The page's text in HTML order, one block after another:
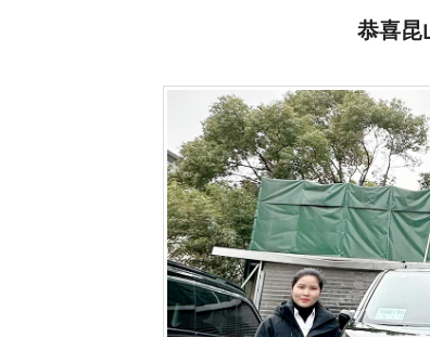
恭喜昆